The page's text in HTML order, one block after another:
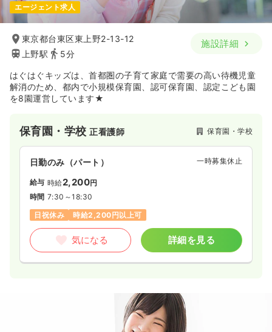
エージェント求人
東京都台東区東上野2-13-12
上野駅
5分
施設詳細
はぐはぐキッズは、首都圏の子育て家庭で需要の高い待機児童
解消のため、都内で小規模保育園、認可保育園、認定こども園
を8園運営しています★
保育園・学校正看護師 保育園・学校
日勤のみ（パート） 一時募集休止
給与 時給2,200円
時間 7:30～18:30
日祝休み
時給2,200円以上可
気になる 詳細を見る